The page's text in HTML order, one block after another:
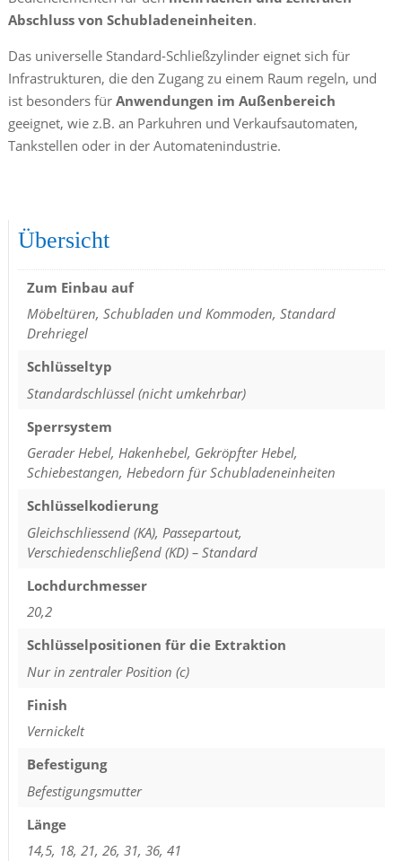
Abschluss von Schubladeneinheiten.
Das universelle Standard-Schließzylinder eignet sich für
Infrastrukturen, die den Zugang zu einem Raum regeln, und
ist besonders für Anwendungen im Außenbereich
geeignet, wie z.B. an Parkuhren und Verkaufsautomaten,
Tankstellen oder in der Automatenindustrie.
Übersicht
Zum Einbau auf
Möbeltüren, Schubladen und Kommoden, Standard
Drehriegel
Schlüsseltyp
Standardschlüssel (nicht umkehrbar)
Sperrsystem
Gerader Hebel, Hakenhebel, Gekröpfter Hebel,
Schiebestangen, Hebedorn für Schubladeneinheiten
Schlüsselkodierung
Gleichschliessend (KA), Passepartout,
Verschiedenschließend (KD) – Standard
Lochdurchmesser
20,2
Schlüsselpositionen für die Extraktion
Nur in zentraler Position (c)
Finish
Vernickelt
Befestigung
Befestigungsmutter
Länge
14,5, 18, 21, 26, 31, 36, 41